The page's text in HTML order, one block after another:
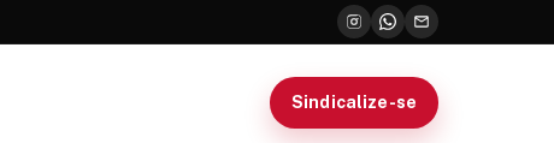
Sindicalize-se